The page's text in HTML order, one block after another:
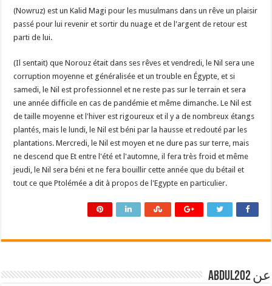
(Nowruz) est un Kalid Magi pour les musulmans dans un rêve un plaisir
passé pour lui revenir et sortir du nuage et de l'argent de retour est
parti de lui.
(Il sentait) que Norouz était dans ses rêves et vendredi, le Nil sera une
corruption moyenne et généralisée et un trouble en Égypte, et si
samedi, le Nil est professionnel et ne reste pas sur le terrain et sera
une année difficile en cas de pandémie et même dimanche. Le Nil est
de taille moyenne et l'hiver est rigoureux et il y a de nombreux étangs
plantés, mais le lundi, le Nil est béni par la hausse et redouté par les
plantations. Mercredi, le Nil est moyen et ne dure pas sur terre, mais
ne descend que Et entre l'été et l'automne, il fera très froid et même
jeudi, le Nil sera béni et ne fera bouillir cette année que du bétail et
tout ce que Ptolémée a dit à propos de l'Egypte en particulier.
عن abdul202